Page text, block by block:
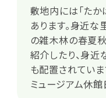
敷地内には「たか
あります。身近な
の雑木林の春夏
紹介したり、身
も配置されてい
ミュージアム休館